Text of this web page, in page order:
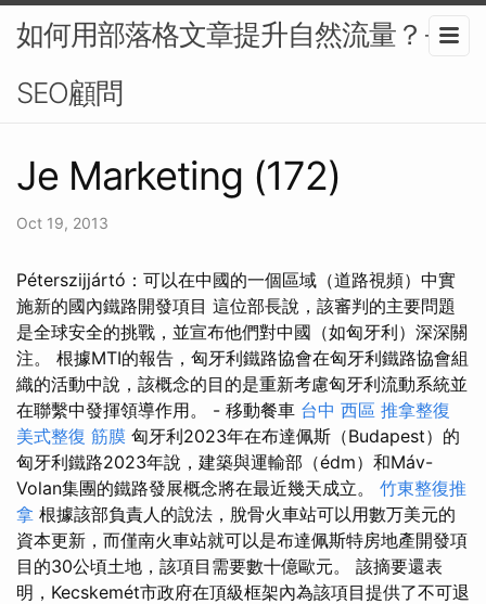
如何用部落格文章提升自然流量？-
SEO顧問
Je Marketing (172)
Oct 19, 2013
Péterszijjártó：可以在中國的一個區域（道路視頻）中實
施新的國內鐵路開發項目 這位部長說，該審判的主要問題
是全球安全的挑戰，並宣布他們對中國（如匈牙利）深深關
注。 根據MTI的報告，匈牙利鐵路協會在匈牙利鐵路協會組
織的活動中說，該概念的目的是重新考慮匈牙利流動系統並
在聯繫中發揮領導作用。 - 移動餐車 台中 西區 推拿整復
美式整復 筋膜 匈牙利2023年在布達佩斯（Budapest）的
匈牙利鐵路2023年說，建築與運輸部（édm）和Máv-
Volan集團的鐵路發展概念將在最近幾天成立。 竹東整復推
拿 根據該部負責人的說法，脫骨火車站可以用數万美元的
資本更新，而僅南火車站就可以是布達佩斯特房地產開發項
目的30公頃土地，該項目需要數十億歐元。 該摘要還表
明，Kecskemét市政府在頂級框架內為該項目提供了不可退